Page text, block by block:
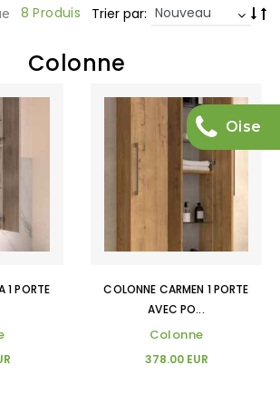
Oise
8 Produis Trier par:
Colonne
1 PORTE
COLONNE CARMEN 1 PORTE
AVEC PO...
Colonne
378.00 EUR